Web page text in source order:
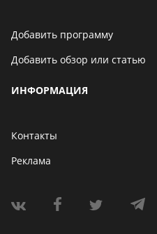
Добавить программу
Добавить обзор или статью
ИНФОРМАЦИЯ
Контакты
Реклама